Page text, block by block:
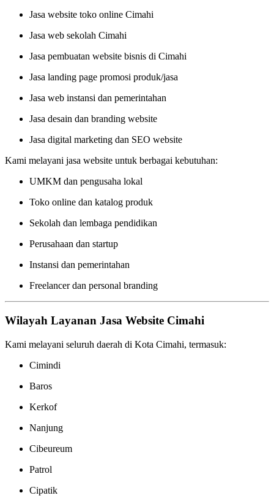
Jasa website toko online Cimahi
Jasa web sekolah Cimahi
Jasa pembuatan website bisnis di Cimahi
Jasa landing page promosi produk/jasa
Jasa web instansi dan pemerintahan
Jasa desain dan branding website
Jasa digital marketing dan SEO website
Kami melayani jasa website untuk berbagai kebutuhan:
UMKM dan pengusaha lokal
Toko online dan katalog produk
Sekolah dan lembaga pendidikan
Perusahaan dan startup
Instansi dan pemerintahan
Freelancer dan personal branding
Wilayah Layanan Jasa Website Cimahi
Kami melayani seluruh daerah di Kota Cimahi, termasuk:
Cimindi
Baros
Kerkof
Nanjung
Cibeureum
Patrol
Cipatik